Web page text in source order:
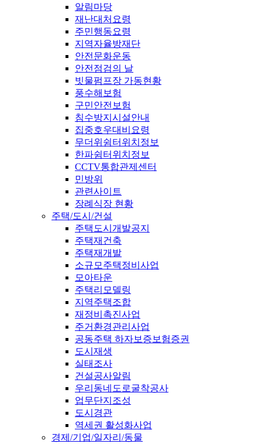
알림마당
재난대처요령
주민행동요령
지역자율방재단
안전문화운동
안전점검의 날
빗물펌프장 가동현황
풍수해보험
구민안전보험
침수방지시설안내
집중호우대비요령
무더위쉼터위치정보
한파쉼터위치정보
CCTV통합관제센터
민방위
관련사이트
장례식장 현황
주택/도시/건설
주택도시개발공지
주택재건축
주택재개발
소규모주택정비사업
모아타운
주택리모델링
지역주택조합
재정비촉진사업
주거환경관리사업
공동주택 하자보증보험증권
도시재생
실태조사
건설공사알림
우리동네도로굴착공사
업무단지조성
도시경관
역세권 활성화사업
경제/기업/일자리/동물